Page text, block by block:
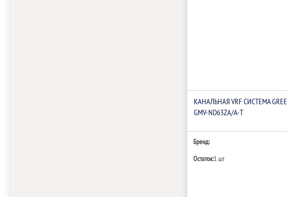
КАНАЛЬНАЯ VRF СИСТЕМА GREE
GMV-ND63ZA/A-T
Бренд:
Остаток:1 шт